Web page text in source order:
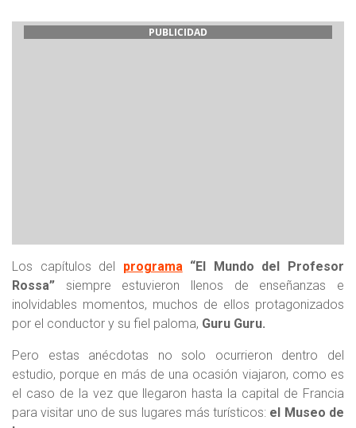
PUBLICIDAD
Los capítulos del programa “El Mundo del Profesor
Rossa” siempre estuvieron llenos de enseñanzas e
inolvidables momentos, muchos de ellos protagonizados
por el conductor y su fiel paloma, Guru Guru.
Pero estas anécdotas no solo ocurrieron dentro del
estudio, porque en más de una ocasión viajaron, como es
el caso de la vez que llegaron hasta la capital de Francia
para visitar uno de sus lugares más turísticos: el Museo de